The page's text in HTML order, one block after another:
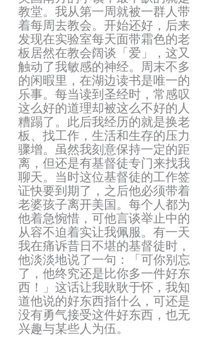
教堂。我从第一周就被一群人带
着每周去教会。开始还好，后来
发现在实验室每天面带霜色的老
板居然在教会阔谈「爱」，这又
触动了我敏感的神经。周末不多
的闲暇里，在湖边读书是唯一的
乐事。每当读到圣经时，常感叹
这么好的道理却被这么不好的人
糟蹋了。此后我经历的就是换老
板、找工作，生活和生存的压力
骤增。虽然我刻意保持一定的距
离，但还是有基督徒专门来找我
聊天。当时这位基督徒的工作签
证快要到期了，之后他必须带着
老婆孩子离开美国。每个人都为
他着急惋惜，可他言谈举止中的
从容不迫着实让我佩服。有一天
我在痛诉昔日不堪的基督徒时，
他淡淡地说了一句：「可你别忘
了，他终究还是比你多一件好东
西！」这话让我耿耿于怀，我知
道他说的好东西指什么，可还是
没有勇气接受这件好东西，也无
兴趣与某些人为伍。